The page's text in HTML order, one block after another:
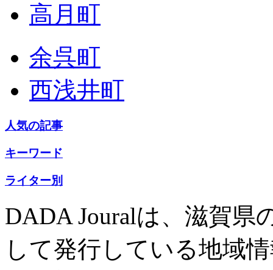
高月町
余呉町
西浅井町
人気の記事
キーワード
ライター別
DADA Jouralは、滋賀県
して発行している地域